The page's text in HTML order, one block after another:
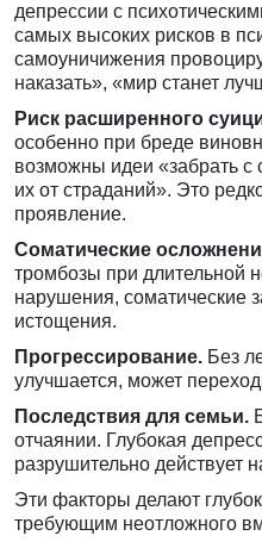
депрессии с
самых высоких рисков в
самоуничижения
наказать», «мир станет
Риск расширенного
особенно при бреде
возможны идеи «забрать с
их от страданий». Это
проявление.
Соматические
тромбозы при длительной
нарушения, соматические
истощения.
Прогрессирование. Без
улучшается, может
Последствия для семьи.
отчаянии. Глубокая
разрушительно действует
Эти факторы делают
требующим неотложного